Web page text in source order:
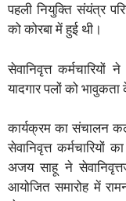
पहली नियुक्ति संयंत्र
को कोरबा में हुई थी।
सेवानिवृत्त
यादगार पलों को
कार्यक्रम का संचालन
सेवानिवृत्त
अजय साहू ने
आयोजित समारोह में